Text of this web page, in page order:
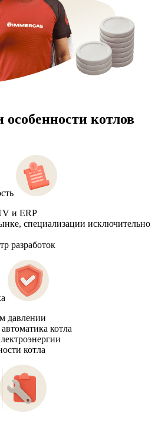
котлов
и ERP
специализации исключительно
разработок
давлении
котла
котла